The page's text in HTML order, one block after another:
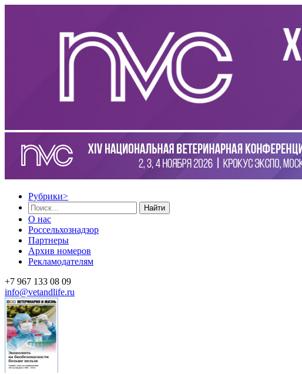
Рубрики>
Найти
О нас
Россельхознадзор
Партнеры
Архив номеров
Рекламодателям
+7 967 133 08 09
info@vetandlife.ru